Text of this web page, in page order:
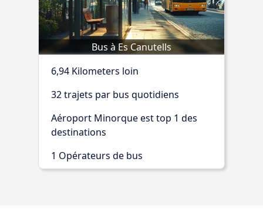
Bus à Es Canutells
6,94 Kilometers loin
32 trajets par bus quotidiens
Aéroport Minorque est top 1 des
destinations
1 Opérateurs de bus